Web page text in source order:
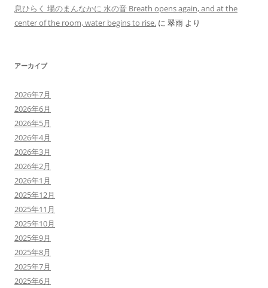
息ひらく 場のまんなかに 水の音 Breath opens again, and at the
center of the room, water begins to rise. に 翠雨 より
アーカイブ
2026年7月
2026年6月
2026年5月
2026年4月
2026年3月
2026年2月
2026年1月
2025年12月
2025年11月
2025年10月
2025年9月
2025年8月
2025年7月
2025年6月